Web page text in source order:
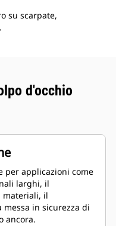
su scarpate,
d'occhio
per applicazioni come
larghi, il
materiali, il
messa in sicurezza di
ancora.